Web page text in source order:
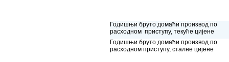
Годишњи бруто домаћи производ по
расходном приступу, текуће цијене
Годишњи бруто домаћи производ по
расходном приступу, сталне цијене